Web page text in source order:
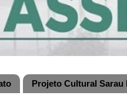
Projeto Cultural